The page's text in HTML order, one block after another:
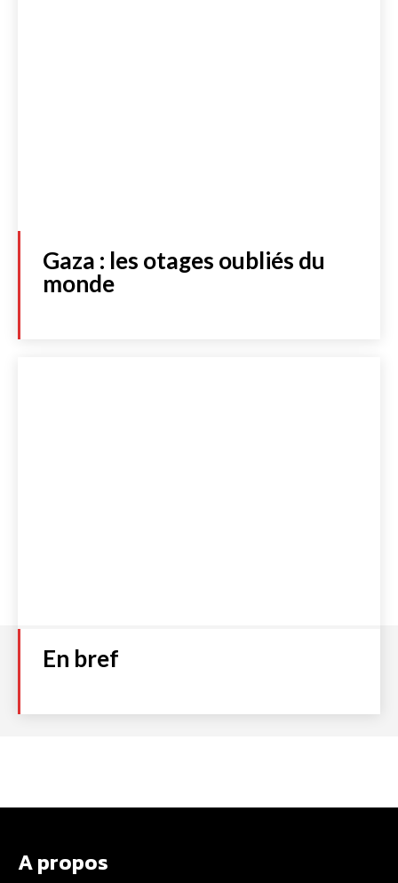
Gaza : les otages oubliés du
monde
En bref
A propos